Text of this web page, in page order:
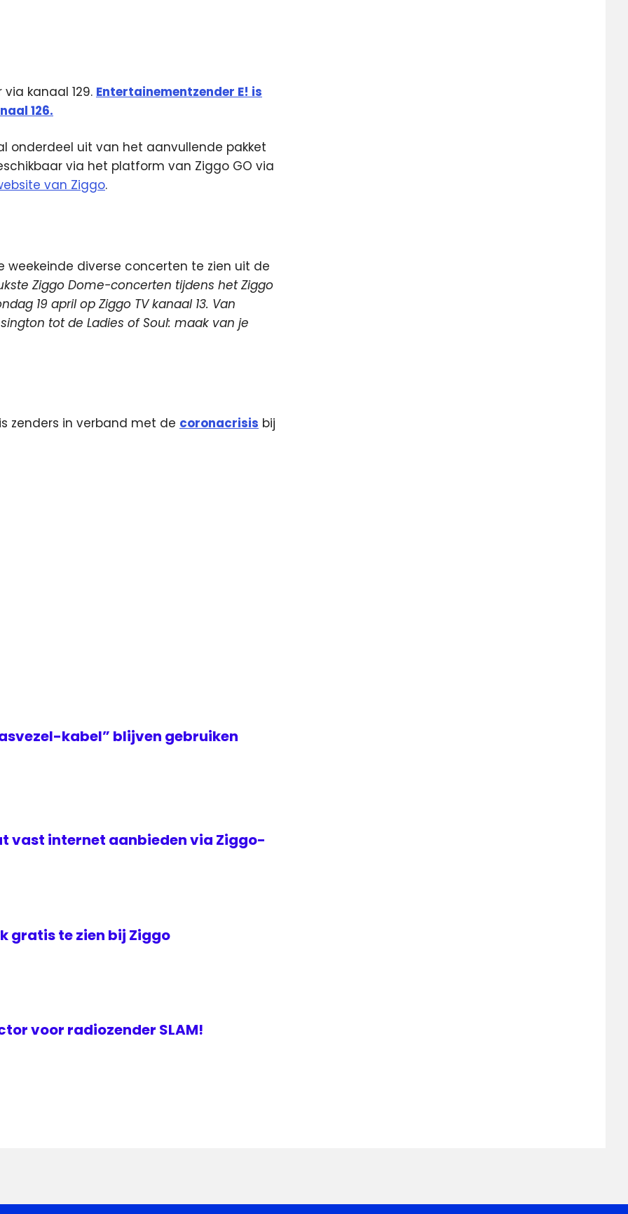
kanaal 129. Entertainementzender E! is
126.
onderdeel uit van het aanvullende pakket
via het platform van Ziggo GO via
van Ziggo.
weekeinde diverse concerten te zien uit de
Ziggo Dome-concerten tijdens het Ziggo
19 april op Ziggo TV kanaal 13. Van
tot de Ladies of Soul: maak van je
zenders in verband met de coronacrisis bij
kabel” blijven gebruiken
vast internet aanbieden via Ziggo-
gratis te zien bij Ziggo
voor radiozender SLAM!